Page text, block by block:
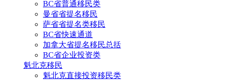
BC省普通移民类
曼省省提名移民
萨省省提名类移民
BC省快速通道
加拿大省提名移民总括
BC省企业投资类
魁北克移民
魁北克直接投资移民类